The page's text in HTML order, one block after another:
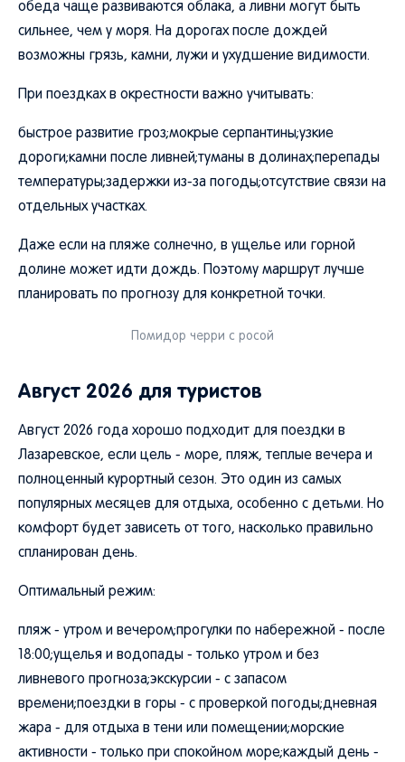
обеда чаще развиваются облака, а ливни могут быть
сильнее, чем у моря. На дорогах после дождей
возможны грязь, камни, лужи и ухудшение видимости.
При поездках в окрестности важно учитывать:
быстрое развитие гроз;мокрые серпантины;узкие
дороги;камни после ливней;туманы в долинах;перепады
температуры;задержки из-за погоды;отсутствие связи на
отдельных участках.
Даже если на пляже солнечно, в ущелье или горной
долине может идти дождь. Поэтому маршрут лучше
планировать по прогнозу для конкретной точки.
Помидор черри с росой
Август 2026 для туристов
Август 2026 года хорошо подходит для поездки в
Лазаревское, если цель - море, пляж, теплые вечера и
полноценный курортный сезон. Это один из самых
популярных месяцев для отдыха, особенно с детьми. Но
комфорт будет зависеть от того, насколько правильно
спланирован день.
Оптимальный режим:
пляж - утром и вечером;прогулки по набережной - после
18:00;ущелья и водопады - только утром и без
ливневого прогноза;экскурсии - с запасом
времени;поездки в горы - с проверкой погоды;дневная
жара - для отдыха в тени или помещении;морские
активности - только при спокойном море;каждый день -